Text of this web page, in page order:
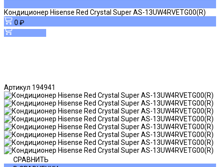
Кондиционер Hisense Red Crystal Super AS-13UW4RVETG00(R)
0 ₽
Артикул 194941
СРАВНИТЬ